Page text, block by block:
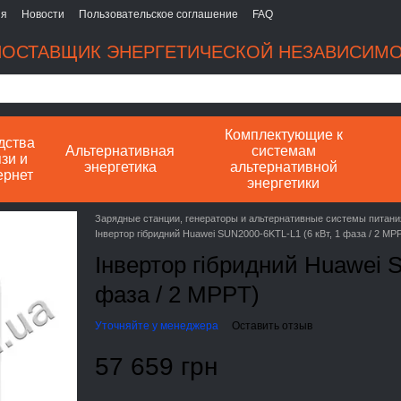
Новости Пользовательское соглашение FAQ
ЭНЕРГЕТИЧЕСКОЙ
и
Альтернативная
энергетика
Комплектующие к
системам
альтернативной
энергетики
Зарядные станции, генераторы и альтернативные системы
Інвертор гібридний Huawei SUN2000-6KTL-L1 (6 кВт, 1 фаза / 2
Інвертор гібридний Huawei
фаза / 2 MPPT)
Уточняйте у менеджера Оставить отзыв
57 659 грн